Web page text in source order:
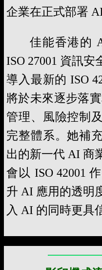
企業在正式部署
佳能香港的
ISO 27001 資訊安
導入最新的 ISO
將於未來逐步落
管理、風險控制
完整體系。她補
出的新一代 AI 商
會以 ISO 42001
升 AI 應用的透明
入 AI 的同時更具